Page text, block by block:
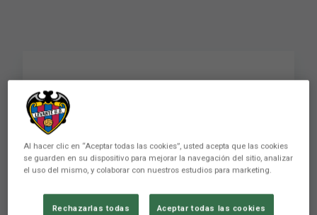
José Campaña: "Es el
sueño que todo jugador
español persigue"
José Campaña: "Es el sueño que todo jugador
español persigue"
Al hacer clic en “Aceptar todas las cookies”, usted acepta que las cookies
se guarden en su dispositivo para mejorar la navegación del sitio, analizar
el uso del mismo, y colaborar con nuestros estudios para marketing.
Rechazarlas todas Aceptar todas las cookies